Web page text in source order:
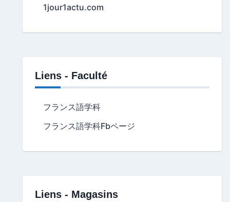
1jour1actu.com
Liens - Faculté
フランス語学科
フランス語学科Fbページ
Liens - Magasins